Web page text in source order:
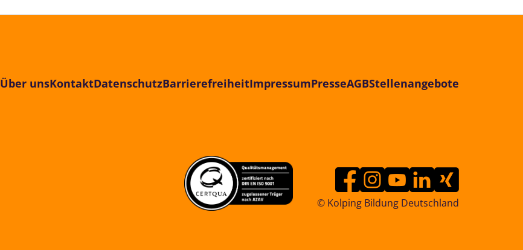
Über unsKontaktDatenschutzBarrierefreiheitImpressumPresseAGBStellenangebote
© Kolping Bildung Deutschland